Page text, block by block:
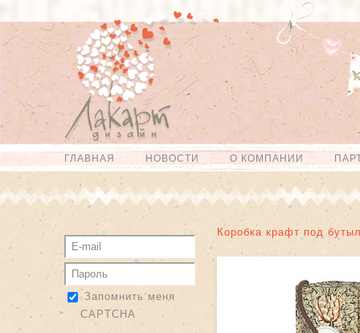
Перейти к
основному
содержанию
Skip to
navigation
Главное меню
ГЛАВНАЯ НОВОСТИ О КОМПАНИИ
Запомнить меня
CAPTCHA
Коробка крафт под